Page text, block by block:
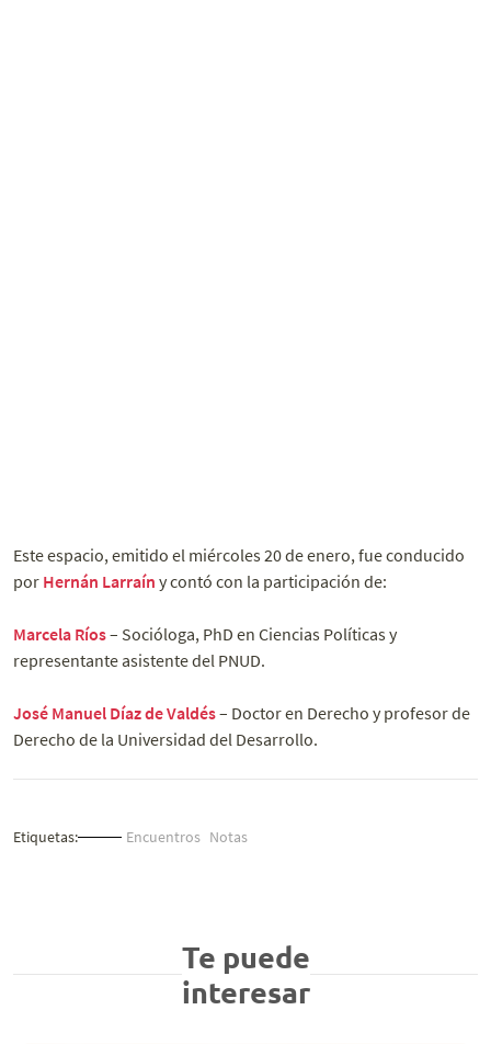
Este espacio, emitido el miércoles 20 de enero, fue conducido
por Hernán Larraín y contó con la participación de:
Marcela Ríos– Socióloga, PhD en Ciencias Políticas y
representante asistente del PNUD.
José Manuel Díaz de Valdés– Doctor en Derecho y profesor de
Derecho de la Universidad del Desarrollo.
Etiquetas: Encuentros Notas
Te puede
interesar